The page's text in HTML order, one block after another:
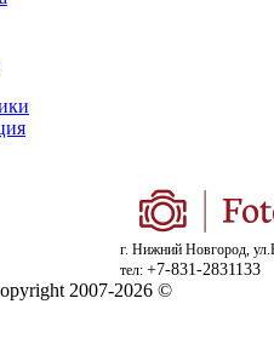
г. Нижний Новгород,
тел: +7-831-2831133
2007-2026 ©